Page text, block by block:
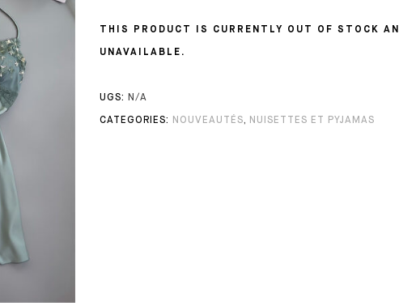
THIS PRODUCT IS CURRENTLY OUT OF STOCK
UNAVAILABLE.
UGS: N/A
CATEGORIES: NOUVEAUTÉS, NUISETTES ET PYJAMAS